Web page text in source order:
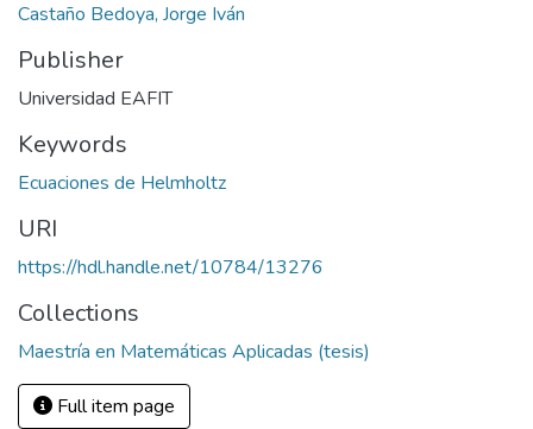
Castaño Bedoya, Jorge Iván
Publisher
Universidad EAFIT
Keywords
Ecuaciones de Helmholtz
URI
https://hdl.handle.net/10784/13276
Collections
Maestría en Matemáticas Aplicadas (tesis)
Full item page